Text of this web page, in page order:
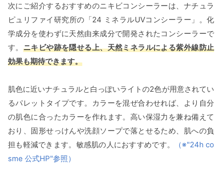
次にご紹介するおすすめのニキビコンシーラーは、ナチュラ
ピュリファイ研究所の「24 ミネラルUVコンシーラー」。化
学成分を使わずに天然由来成分で開発されたコンシーラーで
す。 ニキビや跡を隠せる上、天然ミネラルによる紫外線防止
効果も期待できます。
肌色に近いナチュラルと白っぽいライトの2色が用意されてい
るパレットタイプです。カラーを混ぜ合わせれば、より自分
の肌色に合ったカラーを作れます。高い保湿力を兼ね備えて
おり、固形せっけんや洗顔ソープで落とせるため、肌への負
担も軽減できます。敏感肌の人におすすめです。
（※"24h co
sme 公式HP"参照）